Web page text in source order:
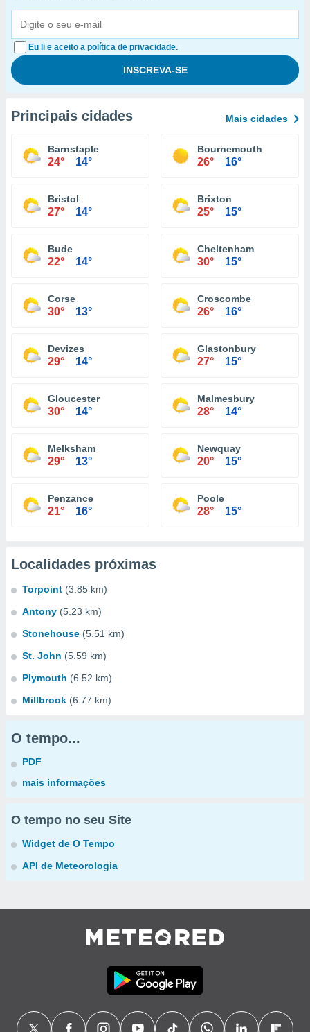
Eu li e aceito a política de privacidade.
Principais cidades Mais cidades
Barnstaple
24° 14°
Bournemouth
26° 16°
Bristol
27° 14°
Brixton
25° 15°
Bude
22° 14°
Cheltenham
30° 15°
Corse
30° 13°
Croscombe
26° 16°
Devizes
29° 14°
Glastonbury
27° 15°
Gloucester
30° 14°
Malmesbury
28° 14°
Melksham
29° 13°
Newquay
20° 15°
Penzance
21° 16°
Poole
28° 15°
Localidades próximas
Torpoint (3.85 km)
Antony (5.23 km)
Stonehouse (5.51 km)
St. John (5.59 km)
Plymouth (6.52 km)
Millbrook (6.77 km)
O tempo...
PDF
mais informações
O tempo no seu Site
Widget de O Tempo
API de Meteorologia